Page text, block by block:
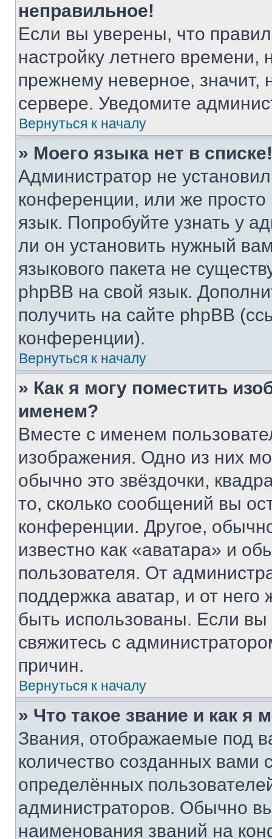
неправильное!
Если вы уверены, что
настройку летнего
прежнему неверное, значит,
сервере. Уведомите
Вернуться к началу
» Моего языка нет в списке!
Администратор не
конференции, или же
язык. Попробуйте узнать у
ли он установить нужный
языкового пакета не
phpBB на свой язык.
получить на сайте phpBB
конференции).
Вернуться к началу
» Как я могу поместить
именем?
Вместе с именем
изображения. Одно из них
обычно это звёздочки,
то, сколько сообщений вы
конференции. Другое,
известно как «аватара» и
пользователя. От
поддержка аватар, и от него
быть использованы. Если
свяжитесь с
причин.
Вернуться к началу
» Что такое звание и как я
Звания, отображаемые под
количество созданных
определённых
администраторов. Обычно
наименования званий на